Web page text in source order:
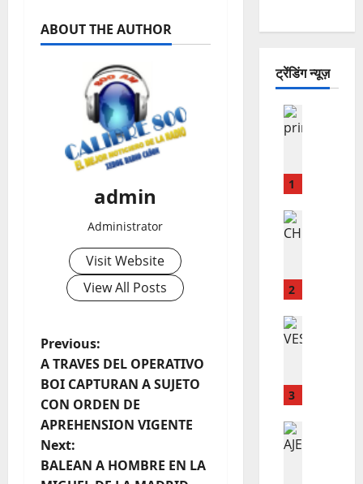
ABOUT THE AUTHOR
admin
Administrator
Visit Website
View All Posts
P
o
s
t
Previous:
A TRAVES DEL OPERATIVO
BOI CAPTURAN A SUJETO
CON ORDEN DE
APREHENSION VIGENTE
Next:
BALEAN A HOMBRE EN LA
ट्रेंडिंग न्यूज़
1
2
3